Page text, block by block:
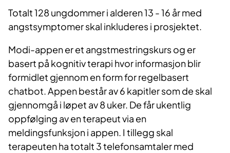
Totalt 128 ungdommer i alderen 13 - 16 år med
angstsymptomer skal inkluderes i prosjektet.
Modi-appen er et angstmestringskurs og er
basert på kognitiv terapi hvor informasjon blir
formidlet gjennom en form for regelbasert
chatbot. Appen består av 6 kapitler som de skal
gjennomgå i løpet av 8 uker. De får ukentlig
oppfølging av en terapeut via en
meldingsfunksjon i appen. I tillegg skal
terapeuten ha totalt 3 telefonsamtaler med